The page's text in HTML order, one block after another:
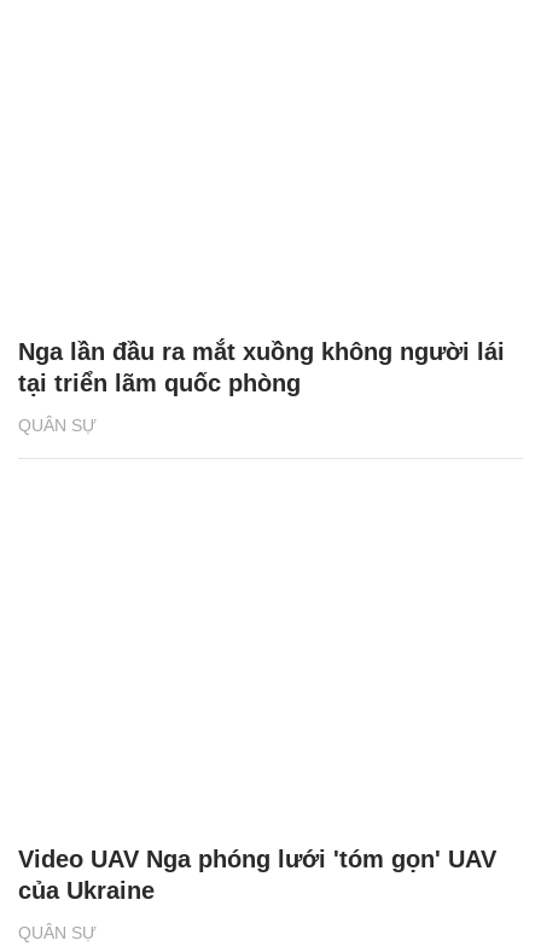
QUÂN SỰ
Nga lần đầu ra mắt xuồng không người lái
tại triển lãm quốc phòng
QUÂN SỰ
Video UAV Nga phóng lưới 'tóm gọn' UAV
của Ukraine